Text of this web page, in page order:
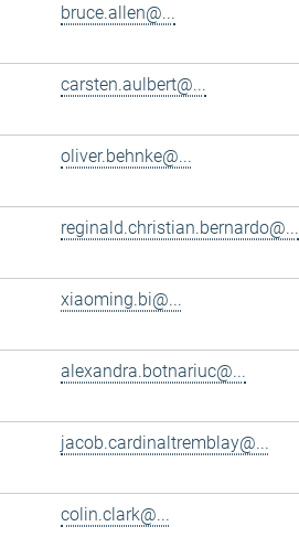
bruce.allen@...
carsten.aulbert@...
oliver.behnke@...
reginald.christian.bernardo@...
xiaoming.bi@...
alexandra.botnariuc@...
jacob.cardinaltremblay@...
colin.clark@...